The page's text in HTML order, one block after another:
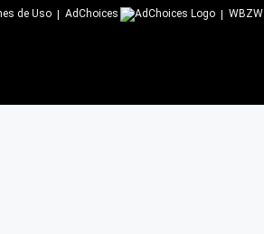
de Uso AdChoices WBZW